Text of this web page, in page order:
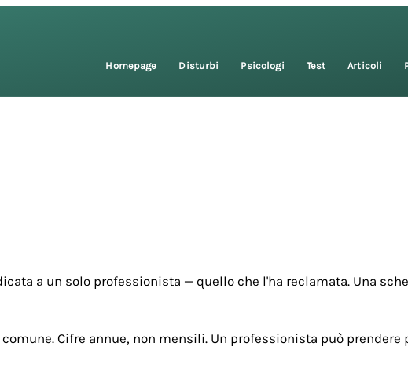
Homepage Disturbi Psicologi Test Articoli
a un solo professionista — quello che l'ha reclamata. Una
Cifre annue, non mensili. Un professionista può prendere